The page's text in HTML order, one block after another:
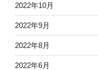
2022年10月
2022年9月
2022年8月
2022年6月